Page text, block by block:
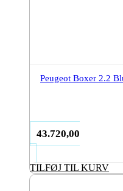
Peugeot Boxer 2.2
43.720,00
TILFØJ TIL KURV